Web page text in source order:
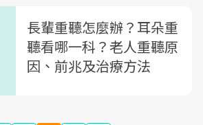
長輩重聽怎麼辦？耳朵重
聽看哪一科？老人重聽原
因、前兆及治療方法